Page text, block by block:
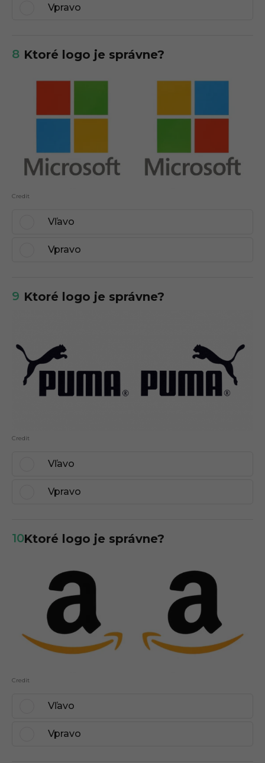
Vpravo
8 Ktoré logo je správne?
Credit
Vľavo
Vpravo
9 Ktoré logo je správne?
Credit
Vľavo
Vpravo
10Ktoré logo je správne?
Credit
Vľavo
Vpravo